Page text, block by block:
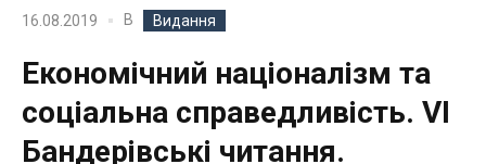
16.08.2019 В Видання
Економічний націоналізм та
соціальна справедливість. VI
Бандерівські читання.